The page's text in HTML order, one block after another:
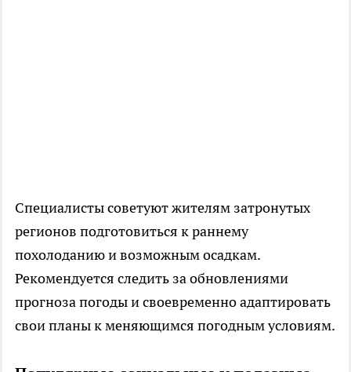
Специалисты советуют жителям затронутых
регионов подготовиться к раннему
похолоданию и возможным осадкам.
Рекомендуется следить за обновлениями
прогноза погоды и своевременно адаптировать
свои планы к меняющимся погодным условиям.